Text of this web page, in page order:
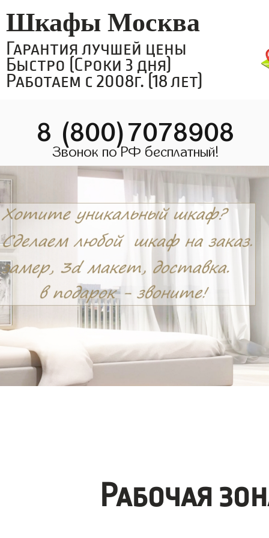
Шкафы Москва
Гарантия лучшей цены
Быстро (Сроки 3 дня)
Работаем с 2008г. (18 лет)
8 (800)7078908
Звонок по РФ бесплатный!
Рабочая